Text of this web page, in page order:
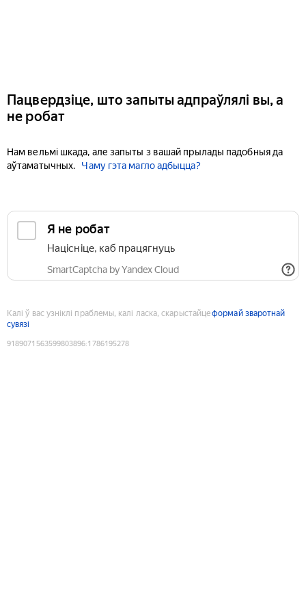
Пацвердзіце, што запыты адпраўлялі вы, а
не робат
Нам вельмі шкада, але запыты з вашай прылады падобныя да
аўтаматычных.
Чаму гэта магло адбыцца?
Я не робат
Націсніце, каб працягнуць
SmartCaptcha by Yandex Cloud
Калі ў вас узніклі праблемы, калі ласка, скарыстайцеформай зваротнай
сувязі
9189071563599803896:1786195278